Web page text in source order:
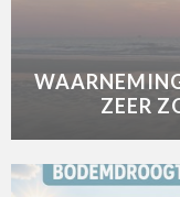
ZEER